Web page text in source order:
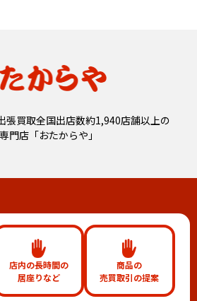
張買取全国出店数約1,940店舗以上の
門店「おたからや」
店内の長時間の
居座りなど
商品の
売買取引の提案